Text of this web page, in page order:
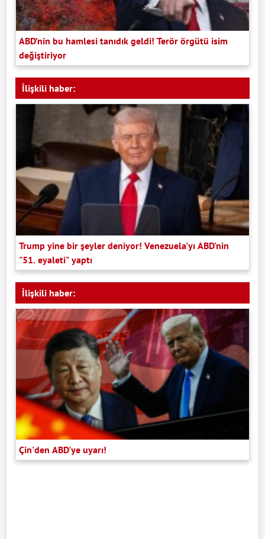
ABD’nin bu hamlesi tanıdık geldi! Terör örgütü isim
değiştiriyor
İlişkili haber:
Trump yine bir şeyler deniyor! Venezuela'yı ABD'nin
"51. eyaleti" yaptı
İlişkili haber:
Çin'den ABD'ye uyarı!